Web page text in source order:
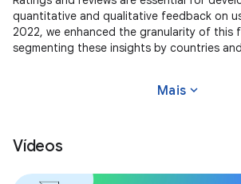
quantitative and qualitative feedback on
2022, we enhanced the granularity of this
segmenting these insights by countries
Mais expand_more
Vídeos